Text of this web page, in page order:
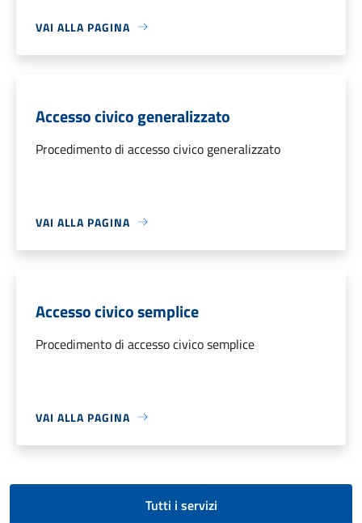
VAI ALLA PAGINA
Accesso civico generalizzato
Procedimento di accesso civico generalizzato
VAI ALLA PAGINA
Accesso civico semplice
Procedimento di accesso civico semplice
VAI ALLA PAGINA
Tutti i servizi